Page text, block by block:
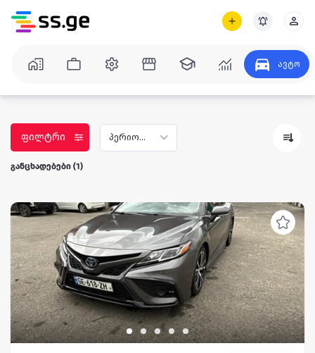
ავტო
ფილტრი
განცხადებები (1)
პერიოდი